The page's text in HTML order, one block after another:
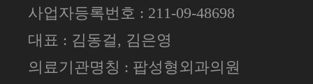
사업자등록번호 : 211-09-48698
대표 : 김동걸, 김은영
의료기관명칭 : 팝성형외과의원